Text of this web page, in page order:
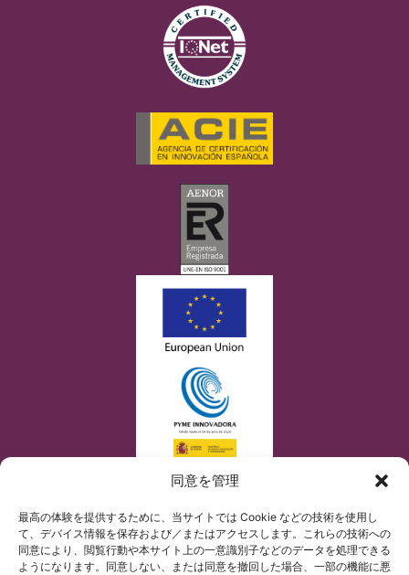
同意を管理
最高の体験を提供するために、当サイトでは Cookie などの技術を使用し
て、デバイス情報を保存および／またはアクセスします。これらの技術への
同意により、閲覧行動や本サイト上の一意識別子などのデータを処理できる
ようになります。同意しない、または同意を撤回した場合、一部の機能に悪